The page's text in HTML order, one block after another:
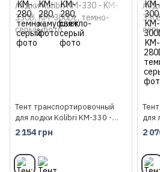
Тент транспортировочный
для лодки Kolibri KM-330 -
KM-330D, KM-300DL, темно-
2 154 грн
для
KM-
2